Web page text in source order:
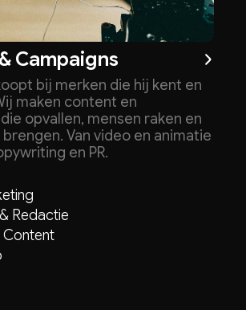
Campaigns
bij merken die hij kent en
maken content en
opvallen, mensen raken en
Van video en animatie
en PR.
Redactie
Content